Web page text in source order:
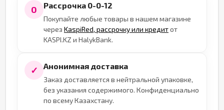
0 Рассрочка 0-0-12
Покупайте любые товары в нашем магазине
через KaspiRed, рассрочку или кредитот
KASPI.KZ и HalykBank.
✓ Анонимная доставка
Заказ доставляется в нейтральной упаковке,
без указания содержимого. Конфиденциально
по всему Казахстану.